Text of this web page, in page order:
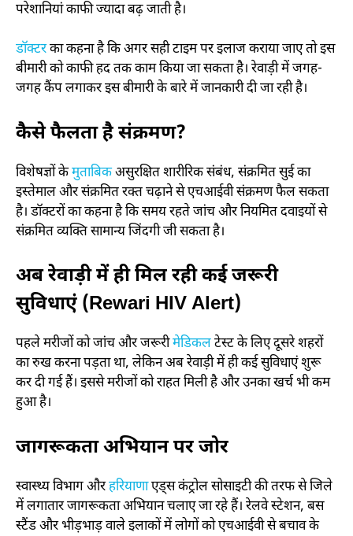
परेशानियां काफी ज्यादा बढ़ जाती है।
डॉक्टरका कहना है कि अगर सही टाइम पर इलाज कराया जाए तो इस
बीमारी को काफी हद तक काम किया जा सकता है। रेवाड़ी में जगह-
जगह कैंप लगाकर इस बीमारी के बारे में जानकारी दी जा रही है।
कैसे फैलता है संक्रमण?
विशेषज्ञों केमुताबिकअसुरक्षित शारीरिक संबंध, संक्रमित सुई का
इस्तेमाल और संक्रमित रक्त चढ़ाने से एचआईवी संक्रमण फैल सकता
है। डॉक्टरों का कहना है कि समय रहते जांच और नियमित दवाइयों से
संक्रमित व्यक्ति सामान्य जिंदगी जी सकता है।
अब रेवाड़ी में ही मिल रही कई जरूरी
सुविधाएं (Rewari HIV Alert)
पहले मरीजों को जांच और जरूरीमेडिकलटेस्ट के लिए दूसरे शहरों
का रुख करना पड़ता था, लेकिन अब रेवाड़ी में ही कई सुविधाएं शुरू
कर दी गई हैं। इससे मरीजों को राहत मिली है और उनका खर्च भी कम
हुआ है।
जागरूकता अभियान पर जोर
स्वास्थ्य विभाग औरहरियाणाएड्स कंट्रोल सोसाइटी की तरफ से जिले
में लगातार जागरूकता अभियान चलाए जा रहे हैं। रेलवे स्टेशन, बस
स्टैंड और भीड़भाड़ वाले इलाकों में लोगों को एचआईवी से बचाव के